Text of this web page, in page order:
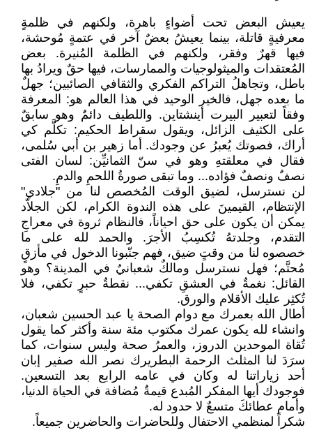
يعيش البعض تحت أضواءٍ باهرة، ولكنهم في ظلمةٍ
معرفيةٍ قاتلة، بينما يعيشُ بعضٌ آخر في عتمةٍ مُوحشة،
فيها قهرٌ وفقر، ولكنهم في الظلمة المُنيرة. بعض
المُعتقدات والميثولوجيات والممارسات، فيها حقٌ ويرادُ بها
باطل، وتجاهلُ التراكم الفكري والثقافي الصائبين؛ جهلٌ
ما بعده جهل، فالخير الوحيد في هذا العالم هو: المعرفة
وفقاً لتعبير البيرت أينشتاين. واللطيف دائمٌ وهو سابقٌ
على الكثيف الزائل، ويقول سقراط الحكيم: تكلَّم كي
أراك، فصوتك يُعبرُ عن وجودك. أما زهير بن أبي سُلمى،
فقال في معلقتهِ وهو في سنّ الثمانيِّن: لسان الفتى
نصفٌ ونصفٌ فؤاده... وما تبقى صورةُ اللحمِ والدمِ.
لن نسترسل، لضيق الوقت المُخصص لنا من "جلادي"
الإنتظام، القيمينَ على هذه الندوة الكرام، لكن الجلاّد
يمكن أن يكون على حق احياناً، فالنظام ثروة في معراجِ
التقدم، وجلدتهُ تُكسِبُ الأجرَ. والحمد لله على ما
خصصوه لنا من وقتٍ ضيق، فهم جنّبونا الدخول في مأزقٍ
مُحتَّم؛ فهل نسترسل ومالكٌ شعبانيٌ في المدينة؟ وهو
القائل: نغمةٌ في العشقِ تكفي... نقطةٌ حبرٍ تكفي، فلا
تُكثِر عليك الأقلام والورق.
أطال الله بعمرك مع دوام الصحة يا عبد الحسين شعبان،
وانشاء لله يكون عمرك مكتوب مئة سنة وأكثر كما يقول
تُقاة الموحدين الدروز، والعمرُ صحة وليس سنوات، كما
سرَدَ لنا المثلث الرحمة البطريرك نصر الله صفير إبان
أحد زياراتنا له وكان في عامه الرابع بعد التسعين.
فوجودك أيها المفكر المُبدع قيمةٌ مُضافة في الحياة الدنيا،
وأمام عطائكَ متسعٌ لا حدود له.
شكراً لمنظمي الاحتفال وللحاضرات والحاضرين جميعاً.